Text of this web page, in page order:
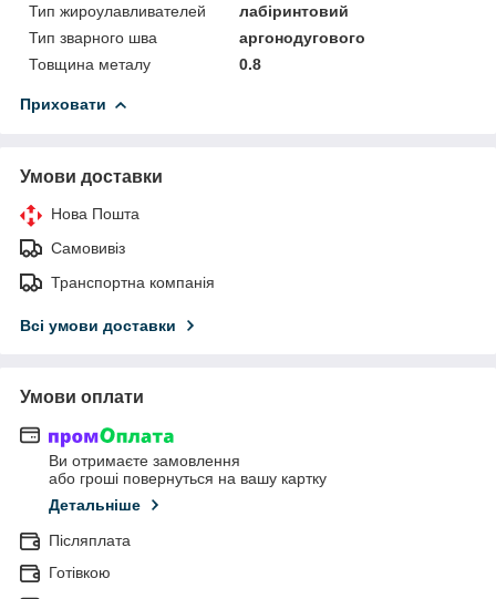
Тип жироулавливателей
лабіринтовий
Тип зварного шва
аргонодугового
Товщина металу
0.8
Приховати
Умови доставки
Нова Пошта
Самовивіз
Транспортна компанія
Всі умови доставки
Умови оплати
Ви отримаєте замовлення
або гроші повернуться на вашу картку
Детальніше
Післяплата
Готівкою